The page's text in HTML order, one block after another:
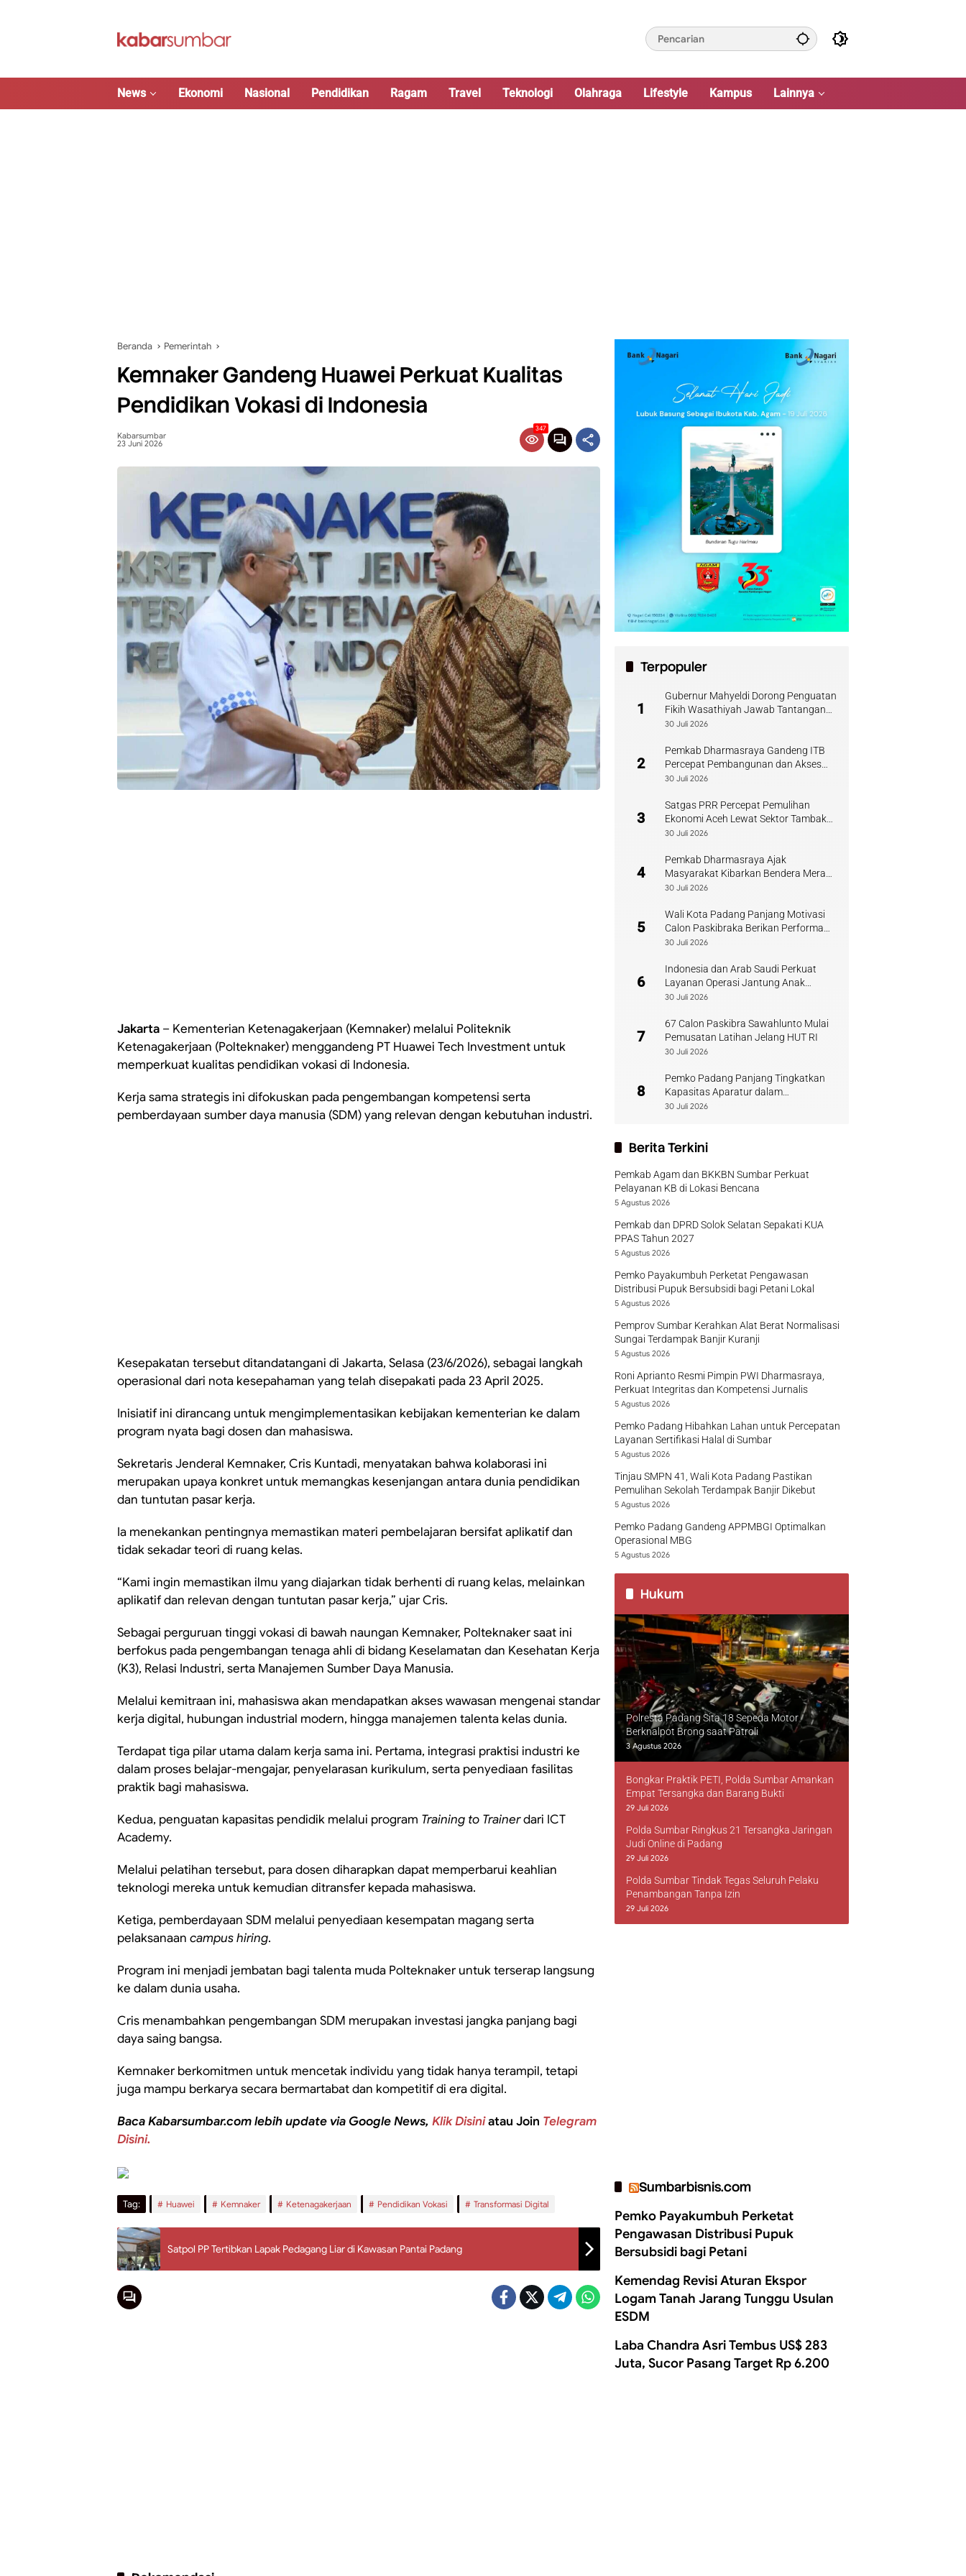
News Ekonomi Nasional Pendidikan Ragam Travel Teknologi Olahraga Lifestyle Kampus Lainnya
Beranda Pemerintah
Kemnaker Gandeng Huawei Perkuat Kualitas
Pendidikan Vokasi di Indonesia
Kabarsumbar
23 Juni 2026
347
Jakarta – Kementerian Ketenagakerjaan (Kemnaker) melalui Politeknik
Ketenagakerjaan (Polteknaker) menggandeng PT Huawei Tech Investment untuk
memperkuat kualitas pendidikan vokasi di Indonesia.
Kerja sama strategis ini difokuskan pada pengembangan kompetensi serta
pemberdayaan sumber daya manusia (SDM) yang relevan dengan kebutuhan industri.
Kesepakatan tersebut ditandatangani di Jakarta, Selasa (23/6/2026), sebagai langkah
operasional dari nota kesepahaman yang telah disepakati pada 23 April 2025.
Inisiatif ini dirancang untuk mengimplementasikan kebijakan kementerian ke dalam
program nyata bagi dosen dan mahasiswa.
Sekretaris Jenderal Kemnaker, Cris Kuntadi, menyatakan bahwa kolaborasi ini
merupakan upaya konkret untuk memangkas kesenjangan antara dunia pendidikan
dan tuntutan pasar kerja.
Ia menekankan pentingnya memastikan materi pembelajaran bersifat aplikatif dan
tidak sekadar teori di ruang kelas.
“Kami ingin memastikan ilmu yang diajarkan tidak berhenti di ruang kelas, melainkan
aplikatif dan relevan dengan tuntutan pasar kerja,” ujar Cris.
Sebagai perguruan tinggi vokasi di bawah naungan Kemnaker, Polteknaker saat ini
berfokus pada pengembangan tenaga ahli di bidang Keselamatan dan Kesehatan Kerja
(K3), Relasi Industri, serta Manajemen Sumber Daya Manusia.
Melalui kemitraan ini, mahasiswa akan mendapatkan akses wawasan mengenai standar
kerja digital, hubungan industrial modern, hingga manajemen talenta kelas dunia.
Terdapat tiga pilar utama dalam kerja sama ini. Pertama, integrasi praktisi industri ke
dalam proses belajar-mengajar, penyelarasan kurikulum, serta penyediaan fasilitas
praktik bagi mahasiswa.
Kedua, penguatan kapasitas pendidik melalui program Training to Trainerdari ICT
Academy.
Melalui pelatihan tersebut, para dosen diharapkan dapat memperbarui keahlian
teknologi mereka untuk kemudian ditransfer kepada mahasiswa.
Ketiga, pemberdayaan SDM melalui penyediaan kesempatan magang serta
pelaksanaan campus hiring.
Program ini menjadi jembatan bagi talenta muda Polteknaker untuk terserap langsung
ke dalam dunia usaha.
Cris menambahkan pengembangan SDM merupakan investasi jangka panjang bagi
daya saing bangsa.
Kemnaker berkomitmen untuk mencetak individu yang tidak hanya terampil, tetapi
juga mampu berkarya secara bermartabat dan kompetitif di era digital.
Baca Kabarsumbar.com lebih update via Google News, Klik Disiniatau Join Telegram
Disini.
Tag: Huawei Kemnaker Ketenagakerjaan Pendidikan Vokasi Transformasi Digital
Satpol PP Tertibkan Lapak Pedagang Liar di Kawasan Pantai Padang
Terpopuler
1
Gubernur Mahyeldi Dorong Penguatan
Fikih Wasathiyah Jawab Tantangan
Keagamaan Kontemporer
30 Juli 2026
2
Pemkab Dharmasraya Gandeng ITB
Percepat Pembangunan dan Akses
Pendidikan
30 Juli 2026
3
Satgas PRR Percepat Pemulihan
Ekonomi Aceh Lewat Sektor Tambak
Kopi
30 Juli 2026
4
Pemkab Dharmasraya Ajak
Masyarakat Kibarkan Bendera Merah
Putih Sambut HUT RI
30 Juli 2026
5
Wali Kota Padang Panjang Motivasi
Calon Paskibraka Berikan Performa
Terbaik
30 Juli 2026
6
Indonesia dan Arab Saudi Perkuat
Layanan Operasi Jantung Anak
Sumbar
30 Juli 2026
7
67 Calon Paskibra Sawahlunto Mulai
Pemusatan Latihan Jelang HUT RI
30 Juli 2026
8
Pemko Padang Panjang Tingkatkan
Kapasitas Aparatur dalam
Penanganan Pascabencana
30 Juli 2026
Berita Terkini
Pemkab Agam dan BKKBN Sumbar Perkuat
Pelayanan KB di Lokasi Bencana
5 Agustus 2026
Pemkab dan DPRD Solok Selatan Sepakati KUA
PPAS Tahun 2027
5 Agustus 2026
Pemko Payakumbuh Perketat Pengawasan
Distribusi Pupuk Bersubsidi bagi Petani Lokal
5 Agustus 2026
Pemprov Sumbar Kerahkan Alat Berat Normalisasi
Sungai Terdampak Banjir Kuranji
5 Agustus 2026
Roni Aprianto Resmi Pimpin PWI Dharmasraya,
Perkuat Integritas dan Kompetensi Jurnalis
5 Agustus 2026
Pemko Padang Hibahkan Lahan untuk Percepatan
Layanan Sertifikasi Halal di Sumbar
5 Agustus 2026
Tinjau SMPN 41, Wali Kota Padang Pastikan
Pemulihan Sekolah Terdampak Banjir Dikebut
5 Agustus 2026
Pemko Padang Gandeng APPMBGI Optimalkan
Operasional MBG
5 Agustus 2026
Hukum
Polresta Padang Sita 18 Sepeda Motor
Berknalpot Brong saat Patroli
3 Agustus 2026
Bongkar Praktik PETI, Polda Sumbar Amankan
Empat Tersangka dan Barang Bukti
29 Juli 2026
Polda Sumbar Ringkus 21 Tersangka Jaringan
Judi Online di Padang
29 Juli 2026
Polda Sumbar Tindak Tegas Seluruh Pelaku
Penambangan Tanpa Izin
29 Juli 2026
Sumbarbisnis.com
Pemko Payakumbuh Perketat
Pengawasan Distribusi Pupuk
Bersubsidi bagi Petani
Kemendag Revisi Aturan Ekspor
Logam Tanah Jarang Tunggu Usulan
ESDM
Laba Chandra Asri Tembus US$ 283
Juta, Sucor Pasang Target Rp 6.200